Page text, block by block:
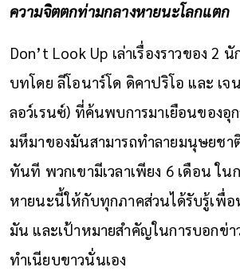
ความจิตตกท่ามกลางหายนะโลกแตก
Don’t Look Up เล่าเรื่องราวของ 2
บทโดย ลีโอนาร์โด ดิคาปริโอ และ เจ
ลอว์เรนซ์) ที่ค้นพบการมาเยือนของอุ
มหึมาของมันสามารถทำลายมนุษยช
ทันที พวกเขามีเวลาเพียง 6 เดือน ใน
หายนะนี้ให้กับทุกภาคส่วนได้รับรู้เพื่
มัน และเป้าหมายสำคัญในการบอกข่า
ทำเนียบขาวนั่นเอง